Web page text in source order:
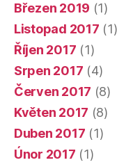
Březen 2019 (1)
Listopad 2017 (1)
Říjen 2017 (1)
Srpen 2017 (4)
Červen 2017 (8)
Květen 2017 (8)
Duben 2017 (1)
Únor 2017 (1)